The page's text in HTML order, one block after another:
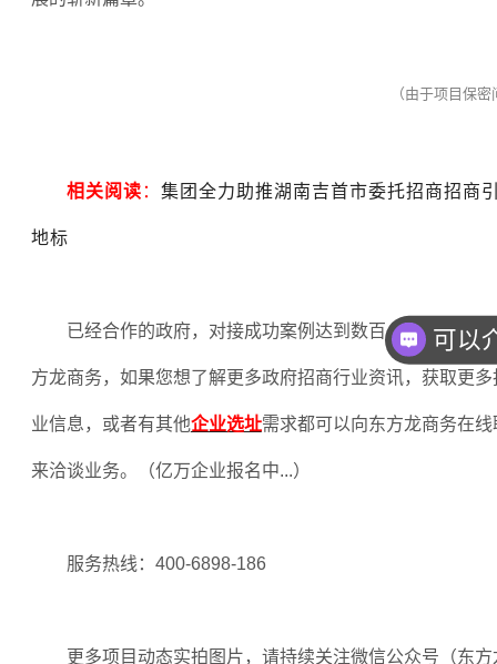
（由于项目保
相关阅读 ： 集团全力助推湖南吉首市委托招商招商
地标
已经合作的政府，对接成功案例达到数百，欢迎企业
方龙商务，如果您想了解更多政府招商行业资讯，获取更
业信息，或者有其他企业选址需求都可以向东方龙商务在
来洽谈业务。（亿万企业报名中...）
服务热线： 400-6898-186
更多项目动态实拍图片，请持续关注微信公众号（东
你